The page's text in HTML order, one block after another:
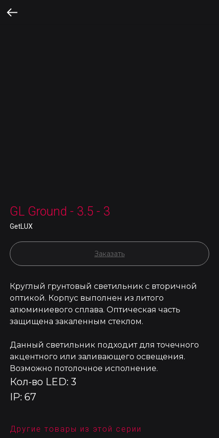
GL Ground - 3.5 - 3
GetLUX
Заказать
Круглый грунтовый светильник с вторичной
оптикой. Корпус выполнен из литого
алюминиевого сплава. Оптическая часть
защищена закаленным стеклом.
Данный светильник подходит для точечного
акцентного или заливающего освещения.
Возможно потолочное исполнение.
Кол-во LED: 3
IP: 67
Другие товары из этой серии